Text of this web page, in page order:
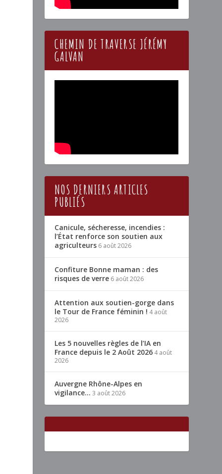
CHEMIN DE TRAVERSE JÉRÉMY
GALVAN
NOS DERNIERS ARTICLES
PUBLIÉS
Canicule, sécheresse, incendies :
l’État renforce son soutien aux
agriculteurs 6 août 2026
Confiture Bonne maman : des
risques de verre 6 août 2026
Attention aux soutien-gorge dans
le Tour de France féminin ! 4 août
2026
Les 5 nouvelles règles de l’IA en
France depuis le 2 Août 2026 4 août
2026
Auvergne Rhône-Alpes en
vigilance… 3 août 2026